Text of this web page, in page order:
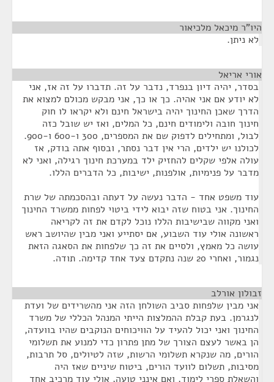
היו"ר מיכאל מלכיאור
לא ניתן.
אורי אריאל
בסדר, יהיה דיון בנפרד, נדבר על זה. תדברו על זה אז, אני
לא יודע אם אני אהיה. כך או כך, אני מבקש מכולם למצוא את
הדרך שאכן החינוך יהיה בישראל חינם ולא יקראו לו חוק
חינוך חובה ולימודים חינם, כל המלים, ואז יש שובל כזה
לבול, ומתחילים לדפוק שם את המספרים, 300 ו-600 ו-900.
לכולנו יש ילדים, הרי אין דבר נסתר, ובסוף אתה בודק, אז
עולה אלפי שקלים להחזיק ילד במערכת חינוך רגילה, ואני לא
מדבר על פנימיות, אולפנות, ישיבות, כל הדברים הללו.
עוד משפט אחד - הדבר נעשה על דעתה ובהסכמתה של שרת
החינוך. אני בטוח שזה יבוא לידי ביטוי לפחות ממשרד החינוך
ואני מקווה שבישיבות הללו נוכל לקדם את זה לקריאה
ראשונה אולי עוד השבוע, אם יסתייע ואני מבין שהיושב ראש
עושה כל מאמץ, ולסיים את זה כך שלפחות את הסאגה הזאת
נגמור, ואחרי 20 שנה נתקדם צעד אחד קדימה. תודה.
זבולון אורלב
אני מבין שלפחות סביב השולחן הזה אני מהשרידים של ועדת
לנגרמן. בעת קבלת ההמלצות הייתי המנהל הכללי של משרד
החינוך ואני יכול להעיד על הוויכוחים הנוקבים שהיו בוועדה,
הן באשר לעצם הצורך של מתן פתרון כדי למנוע את תשלומי
הורים, מה שנקרא תשלומי הרשות, שזה לטיולים, סל תרבות,
מסיבות, תשלום לוועד הורים, ביטוח שיניים שאז היה
והשאלת ספרי לימוד, ואם אינני טועה, אולי עוד מרכיב אחד